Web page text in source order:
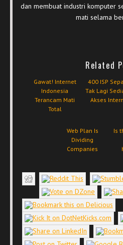
dan membuat industri komputer
mati selama
Related
Gawat! Internet
Indonesia
Terancam Mati
Total
400 ISP
Tak Lagi
Akses
Web Plan Is
Dividing
Companies
Is